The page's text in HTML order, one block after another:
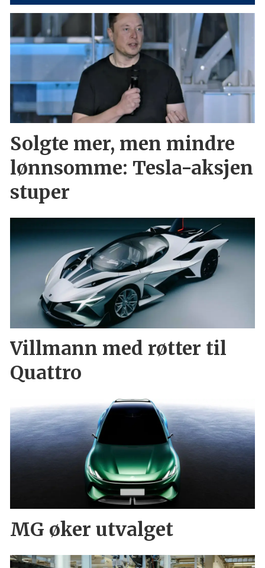
Solgte mer, men mindre
lønnsomme: Tesla-aksjen
stuper
Villmann med røtter til
Quattro
MG øker utvalget